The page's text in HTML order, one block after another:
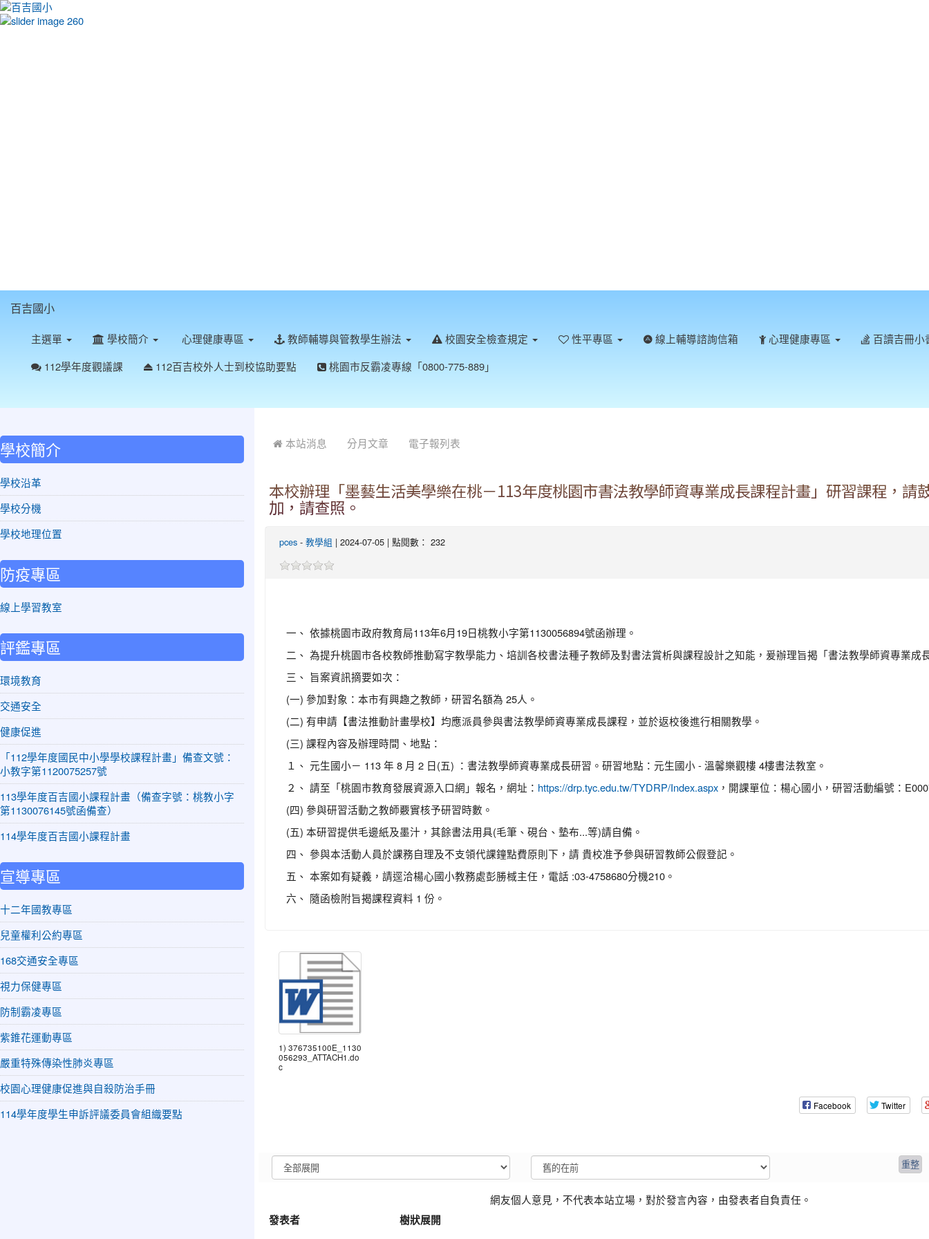
百吉國小
主選單 學校簡介 心理健康專區 教師輔導與管教學生辦法 校園安全檢查規定 性平專區 線上輔導諮詢信箱 心理健康專區
百讀吉冊小
112學年度觀議課
112百吉校外人士到校協助要點 桃園市反霸凌專線「0800-775-889」
本站消息 分月文章 電子報列表
本校辦理「墨藝生活美學樂在桃－113年度桃園市書法教學師資專業成長課程計畫」研習課程，請
加，請查照。
pces- 教學組 | 2024-07-05 | 點閱數： 232
一、 依據桃園市政府教育局113年6月19日桃教小字第1130056894號函辦理。
二、 為提升桃園市各校教師推動寫字教學能力、培訓各校書法種子教師及對書法賞析與課程設計之知能，爰辦理旨揭「書法教學師資專業成
三、 旨案資訊摘要如次：
(一) 參加對象：本市有興趣之教師，研習名額為 25人。
(二) 有申請【書法推動計畫學校】均應派員參與書法教學師資專業成長課程，並於返校後進行相關教學。
(三) 課程內容及辦理時間、地點：
１、 元生國小－ 113 年 8 月 2 日(五) ：書法教學師資專業成長研習。研習地點：元生國小 - 溫馨樂觀樓 4樓書法教室。
２、 請至「桃園市教育發展資源入口網」報名，網址： https://drp.tyc.edu.tw/TYDRP/Index.aspx，開課單位：楊心國小，研習活動編號：
(四) 參與研習活動之教師覈實核予研習時數。
(五) 本研習提供毛邊紙及墨汁，其餘書法用具(毛筆、硯台、墊布...等)請自備。
四、 參與本活動人員於課務自理及不支領代課鐘點費原則下，請 貴校准予參與研習教師公假登記。
五、 本案如有疑義，請逕洽楊心國小教務處彭勝棫主任，電話 :03-4758680分機210。
六、 隨函檢附旨揭課程資料 1 份。
1) 376735100E_1130
056293_ATTACH1.do
c
Facebook Twitter
網友個人意見，不代表本站立場，對於發言內容，由發表者自負責任。
發表者
樹狀展開
學校簡介
學校沿革
學校分機
學校地理位置
防疫專區
線上學習教室
評鑑專區
環境教育
交通安全
健康促進
「112學年度國民中小學學校課程計畫」備查文號：
小教字第1120075257號
113學年度百吉國小課程計畫（備查字號：桃教小字
第1130076145號函備查）
114學年度百吉國小課程計畫
宣導專區
十二年國教專區
兒童權利公約專區
168交通安全專區
視力保健專區
防制霸凌專區
紫錐花運動專區
嚴重特殊傳染性肺炎專區
校園心理健康促進與自殺防治手冊
114學年度學生申訴評議委員會組織要點